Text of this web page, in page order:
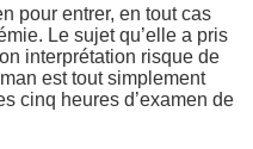
pour entrer, en tout cas
Le sujet qu’elle a pris
interprétation risque de
est tout simplement
cinq heures d’examen de